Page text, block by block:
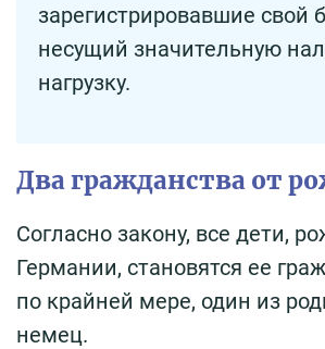
зарегистрировавшие свой
несущий значительную
нагрузку.
Два гражданства от
Согласно закону, все дети,
Германии, становятся ее
по крайней мере, один из
немец.